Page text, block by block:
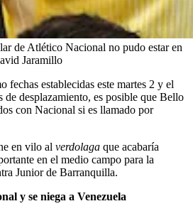
de Atlético Nacional no pudo estar en
Jaramillo
fechas establecidas este martes 2 y el
de desplazamiento, es posible que Bello
con Nacional si es llamado por
en vilo al verdolaga que acabaría
en el medio campo para la
Junior de Barranquilla.
y se niega a Venezuela